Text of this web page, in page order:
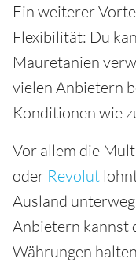
Ein weiterer
Flexibilität: Du
Mauretanien
vielen Anbietern
Konditionen wie
Vor allem die
oder Revolut
Ausland
Anbietern kannst
Währungen